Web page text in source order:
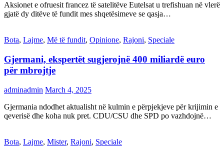
Aksionet e ofruesit francez të satelitëve Eutelsat u trefishuan në vlerë
gjatë dy ditëve të fundit mes shqetësimeve se qasja…
Bota, Lajme, Më të fundit, Opinione, Rajoni, Speciale
Gjermani, ekspertët sugjerojnë 400 miliardë euro
për mbrojtje
adminadmin March 4, 2025
Gjermania ndodhet aktualisht në kulmin e përpjekjeve për krijimin e
qeverisë dhe koha nuk pret. CDU/CSU dhe SPD po vazhdojnë…
Bota, Lajme, Mister, Rajoni, Speciale